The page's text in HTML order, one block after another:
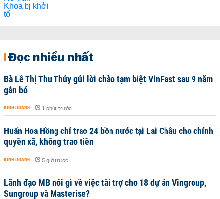
Đọc nhiều nhất
Bà Lê Thị Thu Thủy gửi lời chào tạm biệt VinFast sau 9 năm
gắn bó
KINH DOANH - 1 phút trước
Huấn Hoa Hồng chỉ trao 24 bồn nước tại Lai Châu cho chính
quyền xã, không trao tiền
KINH DOANH - 5 giờ trước
Lãnh đạo MB nói gì về việc tài trợ cho 18 dự án Vingroup,
Sungroup và Masterise?